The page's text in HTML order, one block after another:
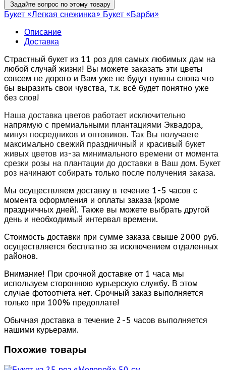
Задайте вопрос по этому товару
Букет «Легкая снежинка» Букет «Барби»
Описание
Доставка
Страстный букет из 11 роз для самых любимых дам на
любой случай жизни! Вы можете заказать эти цветы
совсем не дорого и Вам уже не будут нужны слова что
бы выразить свои чувства, т.к. всё будет понятно уже
без слов!
Наша доставка цветов работает исключительно
напрямую с премиальными плантациями Эквадора,
минуя посредников и оптовиков. Так Вы получаете
максимально свежий праздничный и красивый букет
живых цветов из-за минимального времени от момента
срезки розы на плантации до доставки в Ваш дом. Букет
роз начинают собирать только после получения заказа.
Мы осуществляем доставку в течение 1-5 часов с
момента оформления и оплаты заказа (кроме
праздничных дней). Также вы можете выбрать другой
день и необходимый интервал времени.
Стоимость доставки при сумме заказа свыше 2000 руб.
осуществляется бесплатно за исключением отдаленных
районов.
Внимание! При срочной доставке от 1 часа мы
используем стороннюю курьерскую службу. В этом
случае фотоотчета нет. Срочный заказ выполняется
только при 100% предоплате!
Обычная доставка в течение 2-5 часов выполняется
нашими курьерами.
Похожие товары